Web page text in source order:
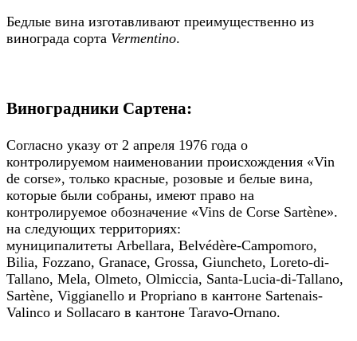
Бедлые вина изготавливают преимущественно из
винограда сорта Vermentino.
Виноградники Сартена:
Согласно указу от 2 апреля 1976 года о
контролируемом наименовании происхождения «Vin
de corse», только красные, розовые и белые вина,
которые были собраны, имеют право на
контролируемое обозначение «Vins de Corse Sartène».
на следующих территориях:
муниципалитеты Arbellara, Belvédère-Campomoro,
Bilia, Fozzano, Granace, Grossa, Giuncheto, Loreto-di-
Tallano, Mela, Olmeto, Olmiccia, Santa-Lucia-di-Tallano,
Sartène, Viggianello и Propriano в кантоне Sartenais-
Valinco и Sollacaro в кантоне Taravo-Ornano.